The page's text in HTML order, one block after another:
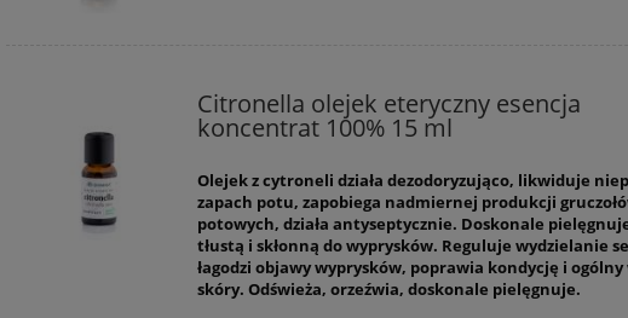
Citronella olejek eteryczny esencja
koncentrat 100% 15 ml
Olejek z cytroneli działa dezodoryzująco, likwiduje
zapach potu, zapobiega nadmiernej produkcji
potowych, działa antyseptycznie. Doskonale
tłustą i skłonną do wyprysków. Reguluje wydzielanie
łagodzi objawy wyprysków, poprawia kondycję i ogólny
skóry. Odświeża, orzeźwia, doskonale pielęgnuje.